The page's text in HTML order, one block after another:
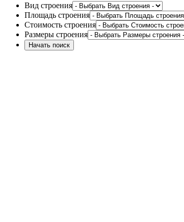
Вид строения
Площадь строения
Стоимость строения
Размеры строения